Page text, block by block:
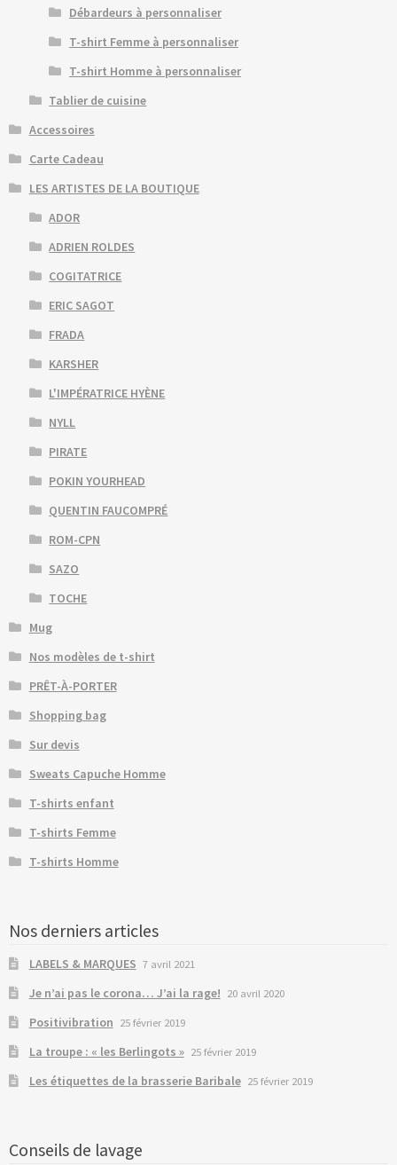
Débardeurs à personnaliser
T-shirt Femme à personnaliser
T-shirt Homme à personnaliser
Tablier de cuisine
Accessoires
Carte Cadeau
LES ARTISTES DE LA BOUTIQUE
ADOR
ADRIEN ROLDES
COGITATRICE
ERIC SAGOT
FRADA
KARSHER
L'IMPÉRATRICE HYÈNE
NYLL
PIRATE
POKIN YOURHEAD
QUENTIN FAUCOMPRÉ
ROM-CPN
SAZO
TOCHE
Mug
Nos modèles de t-shirt
PRÊT-À-PORTER
Shopping bag
Sur devis
Sweats Capuche Homme
T-shirts enfant
T-shirts Femme
T-shirts Homme
Nos derniers articles
LABELS & MARQUES 7 avril 2021
Je n’ai pas le corona… J’ai la rage! 20 avril 2020
Positivibration 25 février 2019
La troupe : « les Berlingots » 25 février 2019
Les étiquettes de la brasserie Baribale 25 février 2019
Conseils de lavage